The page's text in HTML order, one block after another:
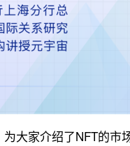
大家介绍了NFT的市